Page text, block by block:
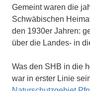
Gemeint waren die
Schwäbischen
den 1930er Jahren:
über die Landes- in
Was den SHB in die
war in erster Linie